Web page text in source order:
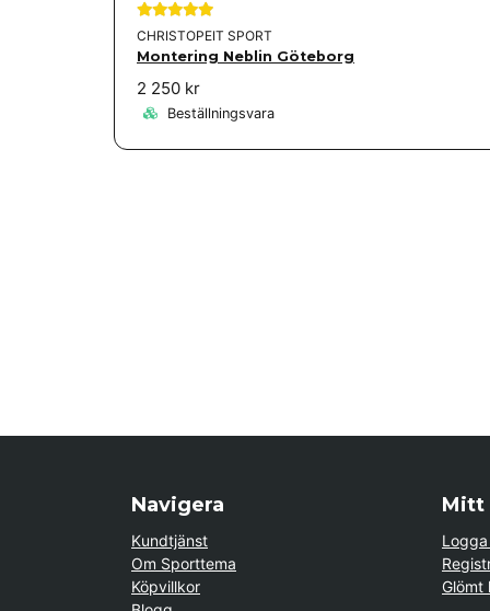
CHRISTOPEIT SPORT
Montering Neblin Göteborg
2 250 kr
Beställningsvara
Navigera
Kundtjänst
Om Sporttema
Köpvillkor
Mitt
Logga
Glömt